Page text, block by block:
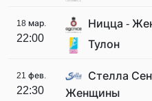
18 мар.
22:00
Ницца -
Тулон
21 фев.
22:30
Стелла
Женщины